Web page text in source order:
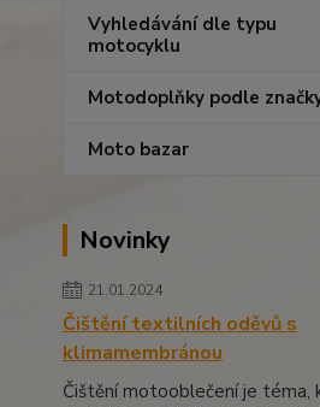
Vyhledávání dle typu
motocyklu
Motodoplňky podle
Moto bazar
Novinky
21.01.2024
Čištění textilních oděvů s
klimamembránou
Čištění motooblečení je téma,